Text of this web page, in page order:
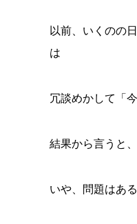
以前、いくのの
は
冗談めかして「
結果から言うと
いや、問題はあ